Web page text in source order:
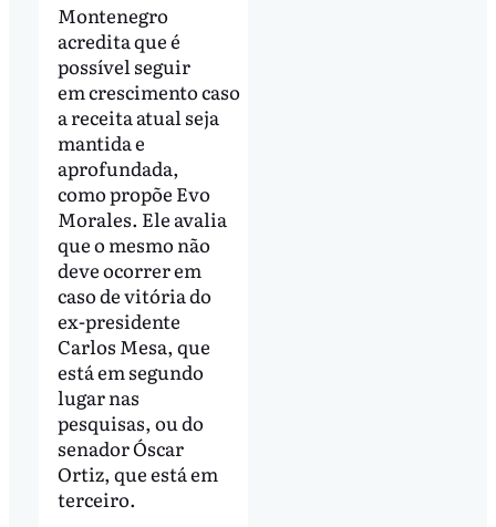
Montenegro
acredita que é
possível seguir
em crescimento caso
a receita atual seja
mantida e
aprofundada,
como propõe Evo
Morales. Ele avalia
que o mesmo não
deve ocorrer em
caso de vitória do
ex-presidente
Carlos Mesa, que
está em segundo
lugar nas
pesquisas, ou do
senador Óscar
Ortiz, que está em
terceiro.